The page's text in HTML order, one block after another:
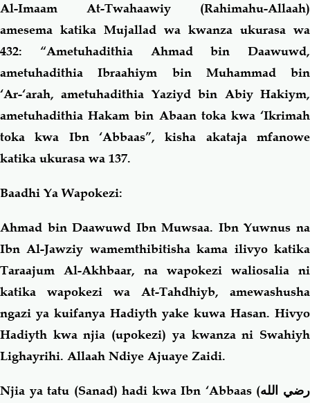
Al-Imaam At-Twahaawiy (Rahimahu-Allaah)
amesema katika Mujallad wa kwanza ukurasa wa
432: “Ametuhadithia Ahmad bin Daawuwd,
ametuhadithia Ibraahiym bin Muhammad bin
‘Ar-‘arah, ametuhadithia Yaziyd bin Abiy Hakiym,
ametuhadithia Hakam bin Abaan toka kwa ‘Ikrimah
toka kwa Ibn ‘Abbaas”, kisha akataja mfanowe
katika ukurasa wa 137.
Baadhi Ya Wapokezi:
Ahmad bin Daawuwd Ibn Muwsaa. Ibn Yuwnus na
Ibn Al-Jawziy wamemthibitisha kama ilivyo katika
Taraajum Al-Akhbaar, na wapokezi waliosalia ni
katika wapokezi wa At-Tahdhiyb, amewashusha
ngazi ya kuifanya Hadiyth yake kuwa Hasan. Hivyo
Hadiyth kwa njia (upokezi) ya kwanza ni Swahiyh
Lighayrihi. Allaah Ndiye Ajuaye Zaidi.
Njia ya tatu (Sanad) hadi kwa Ibn ‘Abbaas (رضي الله